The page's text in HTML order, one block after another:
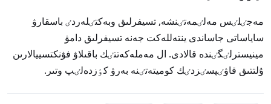
مەجٸلٸس مەلٸمەتٸنشە, تسيفرلىق وبەكتٸلەردٸ باسقارۋ
ساياساتى جاساندى ينتەللەكت جەنە تسيفرلىق دامۋ
مينيسترلٸگٸندە قالادى. ال مەملەكەتتٸك باقىلاۋ فۋنكتسييالارىن
ۇلتتىق قاۋٸپسٸزدٸك كوميتەتٸنە بەرۋ كٶزدەلٸپ وتىر.